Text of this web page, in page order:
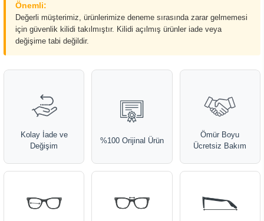
Önemli:
Değerli müşterimiz, ürünlerimize deneme sırasında zarar gelmemesi
için güvenlik kilidi takılmıştır. Kilidi açılmış ürünler iade veya
değişime tabi değildir.
Kolay İade ve
Değişim
%100 Orijinal Ürün
Ömür Boyu
Ücretsiz Bakım